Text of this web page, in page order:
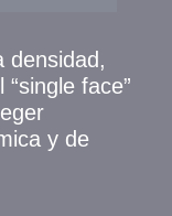
densidad,
face”
y de